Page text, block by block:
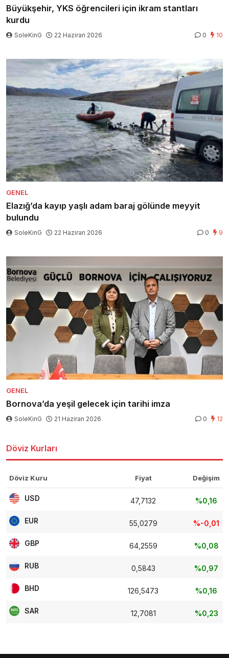
Büyükşehir, YKS öğrencileri için ikram stantları
kurdu
SoleKinG 22 Haziran 2026 0 10
GENEL
Elazığ’da kayıp yaşlı adam baraj gölünde meyyit
bulundu
SoleKinG 22 Haziran 2026 0 9
GENEL
Bornova’da yeşil gelecek için tarihi imza
SoleKinG 21 Haziran 2026 0 12
Döviz Kurları
Döviz Kuru Fiyat Değişim
USD 47,7132 %0,16
EUR 55,0279 %-0,01
GBP 64,2559 %0,08
RUB 0,5843 %0,97
BHD 126,5473 %0,16
SAR 12,7081 %0,23